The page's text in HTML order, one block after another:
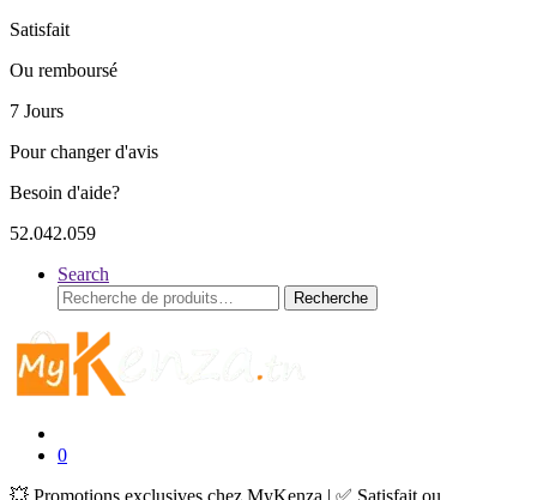
Satisfait
Ou remboursé
7 Jours
Pour changer d'avis
Besoin d'aide?
52.042.059
Search
Recherche
pour :
Recherche
0
💥 Promotions exclusives chez MyKenza | ✅ Satisfait ou